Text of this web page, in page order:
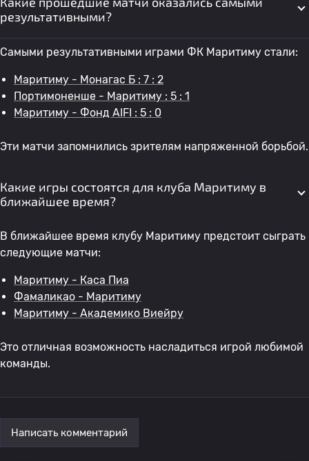
результативными?
Самыми результативными играми ФК Маритиму стали:
Маритиму - Монагас Б : 7 : 2
Портимоненше - Маритиму : 5 : 1
Маритиму - Фонд AIFI : 5 : 0
Эти матчи запомнились зрителям напряженной борьбой.
Какие игры состоятся для клуба Маритиму в
ближайшее время?
В ближайшее время клубу Маритиму предстоит сыграть
следующие матчи:
Маритиму - Каса Пиа
Фамаликао - Маритиму
Маритиму - Академико Виейру
Это отличная возможность насладиться игрой любимой
команды.
Написать комментарий